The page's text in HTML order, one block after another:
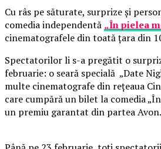
Cu râs pe săturate, surprize și
comedia independentă „În pielea
cinematografele din toată țara din
Spectatorilor li s-a pregătit o
februarie: o seară specială „Date
multe cinematografe din rețeaua
care cumpără un bilet la comedia
un premiu garantat din partea Avon.